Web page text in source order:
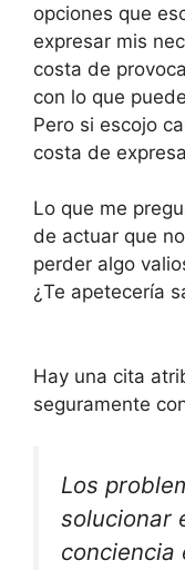
opciones que
expresar mis
costa de
con lo que
Pero si escojo
costa de
Lo que me
de actuar que
perder algo
¿Te apetecería
Hay una cita
seguramente
Los
solucionar
conciencia